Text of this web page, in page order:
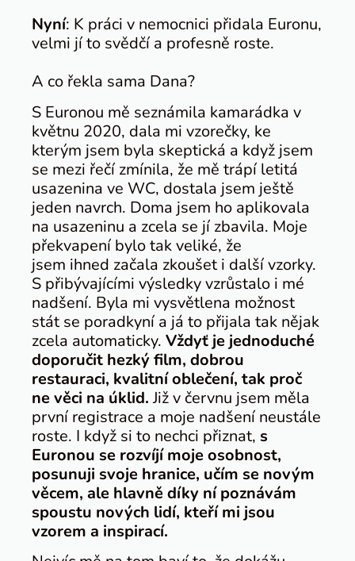
Nyní: K práci v nemocnici přidala Euronu,
velmi jí to svědčí a profesně roste.
A co řekla sama Dana?
S Euronou mě seznámila kamarádka v
květnu 2020, dala mi vzorečky, ke
kterým jsem byla skeptická a když jsem
se mezi řečí zmínila, že mě trápí letitá
usazenina ve WC, dostala jsem ještě
jeden navrch. Doma jsem ho aplikovala
na usazeninu a zcela se jí zbavila. Moje
překvapení bylo tak veliké, že
jsem ihned začala zkoušet i další vzorky.
S přibývajícími výsledky vzrůstalo i mé
nadšení. Byla mi vysvětlena možnost
stát se poradkyní a já to přijala tak nějak
zcela automaticky.Vždyť je jednoduché
doporučit hezký film, dobrou
restauraci, kvalitní oblečení, tak proč
ne věci na úklid.Již v červnu jsem měla
první registrace a moje nadšení neustále
roste. I když si to nechci přiznat,s
Euronou se rozvíjí moje osobnost,
posunuji svoje hranice, učím se novým
věcem, ale hlavně díky ní poznávám
spoustu nových lidí, kteří mi jsou
vzorem a inspirací.